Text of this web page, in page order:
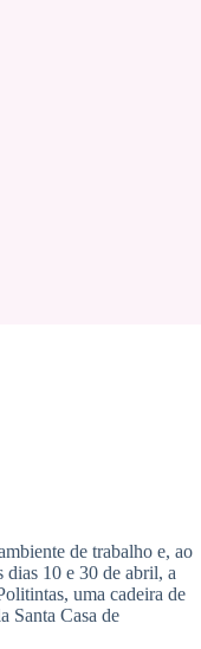
de trabalho e, ao
dias 10 e 30 de abril, a
uma cadeira de
Santa Casa de